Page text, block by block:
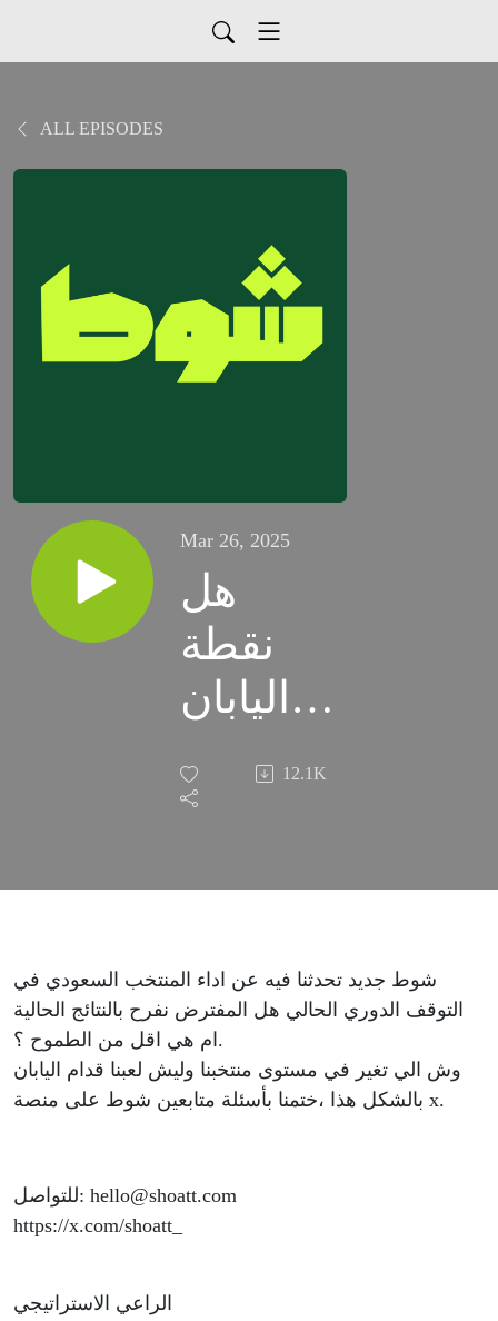
ALL EPISODES
Mar 26, 2025
هل
نقطة
اليابان
مفيدة؟12.1K
شوط جديد تحدثنا فيه عن اداء المنتخب السعودي في
التوقف الدوري الحالي هل المفترض نفرح بالنتائج الحالية
ام هي اقل من الطموح ؟.
وش الي تغير في مستوى منتخبنا وليش لعبنا قدام اليابان
بالشكل هذا ،ختمنا بأسئلة متابعين شوط على منصة x.
للتواصل: hello@shoatt.com
https://x.com/shoatt_
الراعي الاستراتيجي